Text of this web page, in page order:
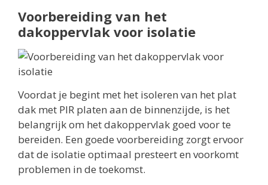
Voorbereiding van het
dakoppervlak voor isolatie
Voordat je begint met het isoleren van het plat
dak met PIR platen aan de binnenzijde, is het
belangrijk om het dakoppervlak goed voor te
bereiden. Een goede voorbereiding zorgt ervoor
dat de isolatie optimaal presteert en voorkomt
problemen in de toekomst.